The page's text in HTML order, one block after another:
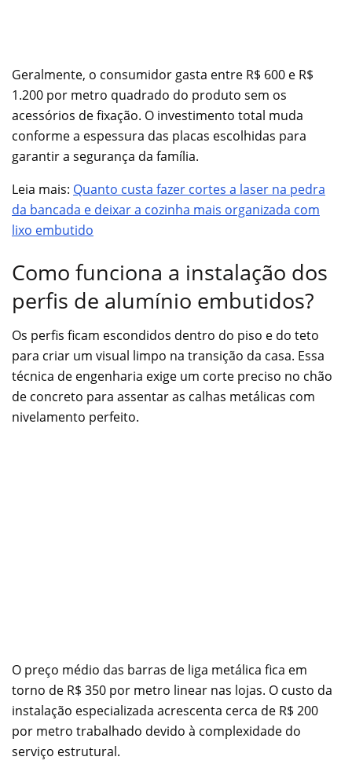
Geralmente, o consumidor gasta entre R$ 600 e R$
1.200 por metro quadrado do produto sem os
acessórios de fixação. O investimento total muda
conforme a espessura das placas escolhidas para
garantir a segurança da família.
Leia mais: Quanto custa fazer cortes a laser na pedra
da bancada e deixar a cozinha mais organizada com
lixo embutido
Como funciona a instalação dos
perfis de alumínio embutidos?
Os perfis ficam escondidos dentro do piso e do teto
para criar um visual limpo na transição da casa. Essa
técnica de engenharia exige um corte preciso no chão
de concreto para assentar as calhas metálicas com
nivelamento perfeito.
O preço médio das barras de liga metálica fica em
torno de R$ 350 por metro linear nas lojas. O custo da
instalação especializada acrescenta cerca de R$ 200
por metro trabalhado devido à complexidade do
serviço estrutural.